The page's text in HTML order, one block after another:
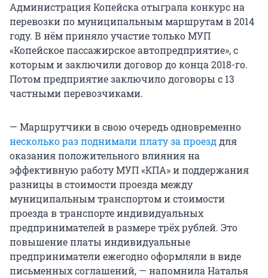
Администрация Копейска отыграла конкурс на
перевозки по муниципальным маршрутам в 2014
году. В нём приняло участие только МУП
«Копейское пассажирское автопредприятие», с
которым и заключили договор до конца 2018-го.
Потом предприятие заключило договоры с 13
частными перевозчиками.
— Маршрутчики в свою очередь одновременно
несколько раз поднимали плату за проезддля
оказания положительного влияния на
эффективную работу МУП «КПА» и поддержания
разницы в стоимости проезда между
муниципальным транспортом и стоимости
проезда в транспорте индивидуальных
предпринимателей в размере трёх рублей. Это
повышение платы индивидуальные
предприниматели ежегодно оформляли в виде
письменных соглашений, — напомнила Наталья